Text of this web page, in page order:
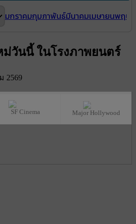
มกราคมกุมภาพันธ์มีนาคมเมษายนพฤษ
ม่วันนี้ ในโรงภาพยนตร์
2569
SF Cinema Major Hollywood